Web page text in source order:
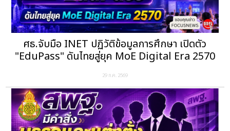
ศธ.จับมือ INET ปฏิวัติข้อมูลการศึกษา เปิดตัว
"EduPass" ดันไทยสู่ยุค MoE Digital Era 2570
29 ก.ค. 2569